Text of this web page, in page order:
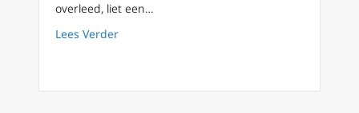
overleed, liet een…
Lees Verderabout Project Rachel brengt